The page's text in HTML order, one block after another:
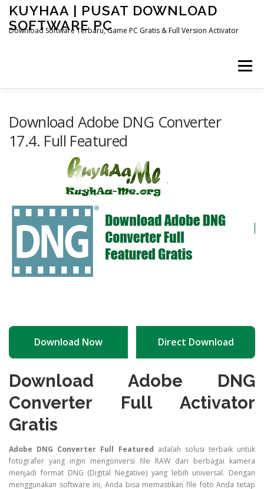
Skip
content
KUYHAA | PUSAT DOWNLOAD
SOFTWARE PC
Download Software Terbaru, Game PC Gratis & Full Version Activator
Menu
OTHER PAGES
Download Adobe DNG Converter
17.4. Full Featured
Download Now Direct Download
Download Adobe DNG
Converter Full Activator
Gratis
Adobe DNG Converter Full Featured adalah solusi terbaik untuk
fotografer yang ingin mengonversi file RAW dari berbagai kamera
menjadi format DNG (Digital Negative) yang lebih universal. Dengan
menggunakan software ini, Anda bisa memastikan file foto Anda tetap